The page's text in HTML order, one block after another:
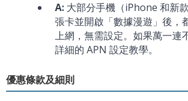
A: 大部分手機（iPhone 和新
張卡並開啟「數據漫遊」後，
上網，無需設定。如果萬一連
詳細的 APN 設定教學。
優惠條款及細則